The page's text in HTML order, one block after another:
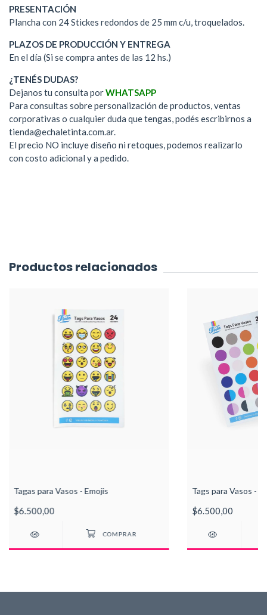
PRESENTACIÓN
Plancha con 24 Stickes redondos de 25 mm c/u, troquelados.
PLAZOS DE PRODUCCIÓN Y ENTREGA
En el día (Si se compra antes de las 12 hs.)
¿TENÉS DUDAS?
Dejanos tu consulta porWHATSAPP
Para consultas sobre personalización de productos, ventas
corporativas o cualquier duda que tengas, podés escribirnos a
tienda@echaletinta.com.ar.
El precio NO incluye diseño ni retoques, podemos realizarlo
con costo adicional y a pedido.
Productos relacionados
Tagas para Vasos - Emojis
$6.500,00
Tags para Vasos -
$6.500,00